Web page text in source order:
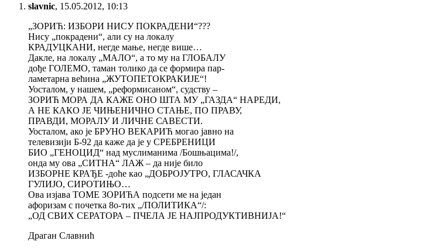
slavnic, 15.05.2012, 10:13
„ЗОРИЋ: ИЗБОРИ НИСУ ПОКРАДЕНИ“???
Нису „покрадени“, али су на локалу
КРАДУЦКАНИ, негде мање, негде више…
Дакле, на локалу „МАЛО“, а то му на ГЛОБАЛУ
дође ГОЛЕМО, таман толико да се формира пар-
ламетарна већина „ЖУТОПЕТОКРАКИЈЕ“!
Уосталом, у нашем, „реформисаном“, судству –
ЗОРИЋ МОРА ДА КАЖE ОНО ШТА МУ „ГАЗДА“ НАРЕДИ,
А НЕ КАКО ЈЕ ЧИЊЕНИЧНО СТАЊЕ, ПО ПРАВУ,
ПРАВДИ, МОРАЛУ И ЛИЧНЕ САВЕСТИ.
Уосталом, ако је БРУНО ВЕКАРИЋ могао јавно на
телевизији Б-92 да каже да је у СРЕБРЕНИЦИ
БИО „ГЕНОЦИД“ над муслиманима /Бошњацима!/,
онда му ова „СИТНА“ ЛАЖ – да није било
ИЗБОРНЕ КРАЂЕ -доће као „ДОБРОЈУТРО, ГЛАСАЧКА
ГУЛИJО, СИРОТИЊО…
Ова изјава ТОМЕ ЗОРИЋА подсети ме на један
афоризам с почетка 8о-тих „/ПОЛИТИКА“/:
„ОД СВИХ СЕРАТОРА – ПЧЕЛА ЈЕ НАЈПРОДУКТИВНИЈА!“
Драган Славнић